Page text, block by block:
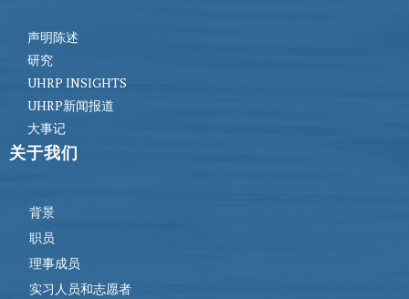
声明陈述
研究
UHRP INSIGHTS
UHRP新闻报道
大事记
关于我们
背景
职员
理事成员
实习人员和志愿者